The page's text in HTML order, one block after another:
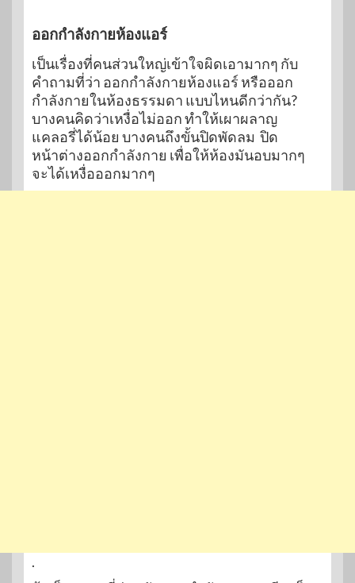
ออกกำลังกายห้องแอร์
เป็นเรื่องที่คนส่วนใหญ่เข้าใจผิดเอามากๆ กับ
คำถามที่ว่า ออกกำลังกายห้องแอร์ หรือออก
กำลังกายในห้องธรรมดา แบบไหนดีกว่ากัน?
บางคนคิดว่าเหงื่อไม่ออก ทำให้เผาผลาญ
แคลอรี่ได้น้อย บางคนถึงขั้นปิดพัดลม ปิด
หน้าต่างออกกำลังกาย เพื่อให้ห้องมันอบมากๆ
จะได้เหงื่อออกมากๆ
.